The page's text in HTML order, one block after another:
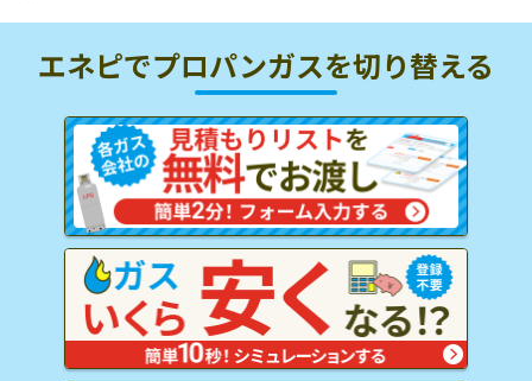
エネピでプロパンガスを切り替える